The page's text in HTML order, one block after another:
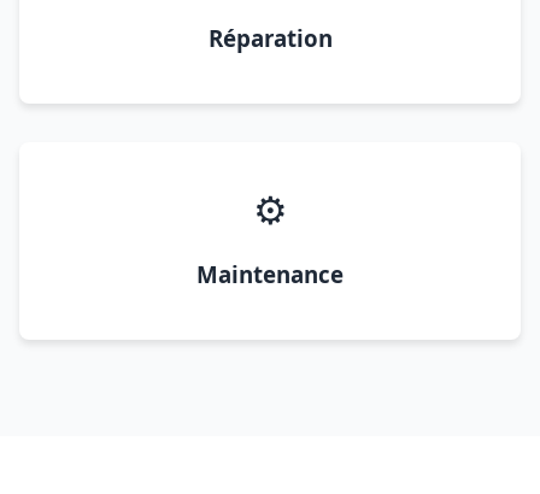
Réparation
⚙️
Maintenance